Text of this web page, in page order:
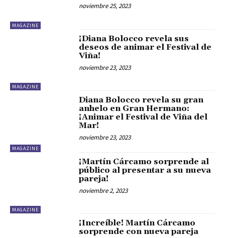
MAGAZINE
noviembre 25, 2023
MAGAZINE
¡Diana Bolocco revela sus
deseos de animar el Festival de
Viña!
noviembre 23, 2023
MAGAZINE
Diana Bolocco revela su gran
anhelo en Gran Hermano:
¡Animar el Festival de Viña del
Mar!
noviembre 23, 2023
MAGAZINE
¡Martín Cárcamo sorprende al
público al presentar a su nueva
pareja!
noviembre 2, 2023
¡Increíble! Martín Cárcamo
sorprende con nueva pareja